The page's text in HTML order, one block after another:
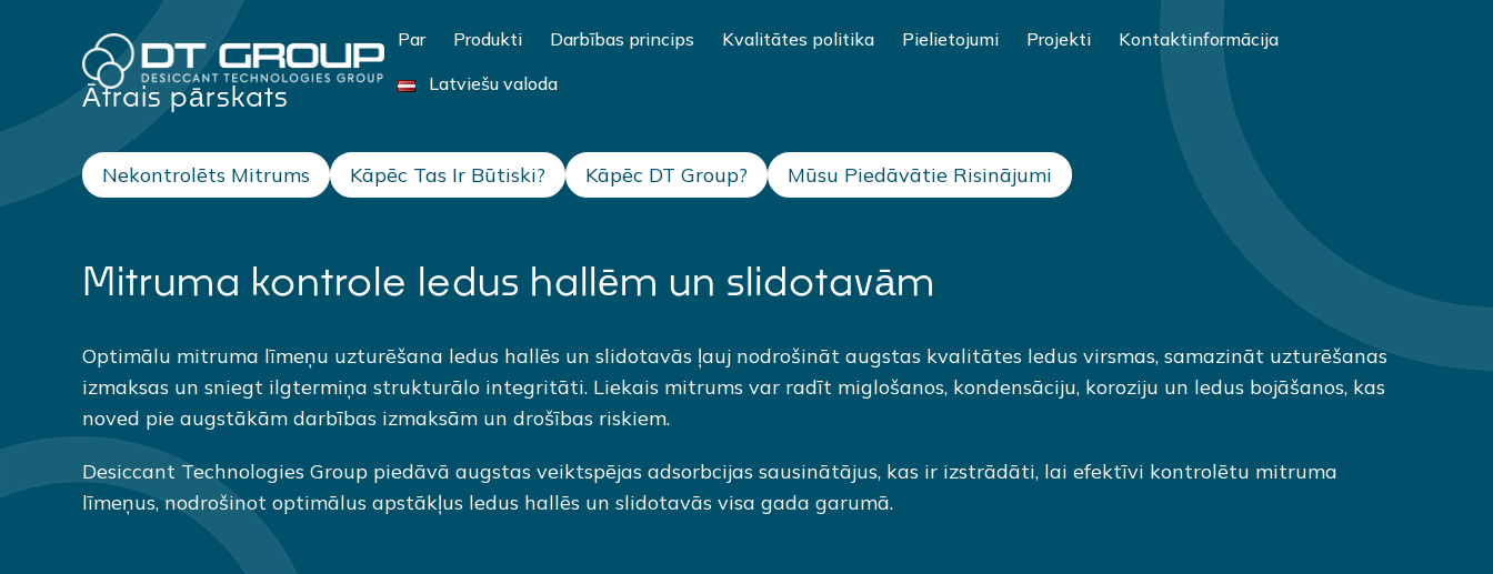
Par Produkti Darbības princips Kvalitātes politika Pielietojumi Projekti
Kontaktinformācija
Latviešu valoda
Ātrais pārskats
Nekontrolēts Mitrums Kāpēc Tas Ir Būtiski? Kāpēc DT Group? Mūsu Piedāvātie Risinājumi
Mitruma kontrole ledus hallēm un slidotavām
Optimālu mitruma līmeņu uzturēšana ledus hallēs un slidotavās ļauj nodrošināt augstas kvalitātes ledus virsmas, samazināt uzturēšanas
izmaksas un sniegt ilgtermiņa strukturālo integritāti. Liekais mitrums var radīt miglošanos, kondensāciju, koroziju un ledus bojāšanos, kas
noved pie augstākām darbības izmaksām un drošības riskiem.
Desiccant Technologies Group piedāvā augstas veiktspējas adsorbcijas sausinātājus, kas ir izstrādāti, lai efektīvi kontrolētu mitruma
līmeņus, nodrošinot optimālus apstākļus ledus hallēs un slidotavās visa gada garumā.